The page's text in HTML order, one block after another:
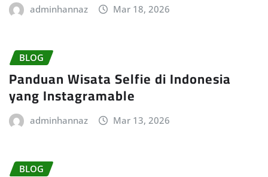
adminhannaz Mar 18, 2026
BLOG
Panduan Wisata Selfie di Indonesia
yang Instagramable
adminhannaz Mar 13, 2026
BLOG